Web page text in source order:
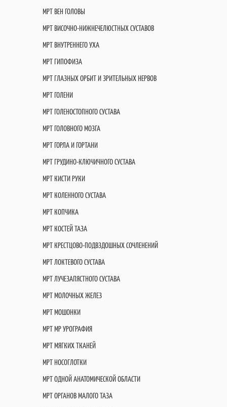
МРТ ВЕН ГОЛОВЫ
МРТ ВИСОЧНО-НИЖНЕЧЕЛЮСТНЫХ СУСТАВОВ
МРТ ВНУТРЕННЕГО УХА
МРТ ГИПОФИЗА
МРТ ГЛАЗНЫХ ОРБИТ И ЗРИТЕЛЬНЫХ НЕРВОВ
МРТ ГОЛЕНИ
МРТ ГОЛЕНОСТОПНОГО СУСТАВА
МРТ ГОЛОВНОГО МОЗГА
МРТ ГОРЛА И ГОРТАНИ
МРТ ГРУДИНО-КЛЮЧИЧНОГО СУСТАВА
МРТ КИСТИ РУКИ
МРТ КОЛЕННОГО СУСТАВА
МРТ КОПЧИКА
МРТ КОСТЕЙ ТАЗА
МРТ КРЕСТЦОВО-ПОДВЗДОШНЫХ СОЧЛЕНЕНИЙ
МРТ ЛОКТЕВОГО СУСТАВА
МРТ ЛУЧЕЗАПЯСТНОГО СУСТАВА
МРТ МОЛОЧНЫХ ЖЕЛЕЗ
МРТ МОШОНКИ
МРТ МР УРОГРАФИЯ
МРТ МЯГКИХ ТКАНЕЙ
МРТ НОСОГЛОТКИ
МРТ ОДНОЙ АНАТОМИЧЕСКОЙ ОБЛАСТИ
МРТ ОРГАНОВ МАЛОГО ТАЗА